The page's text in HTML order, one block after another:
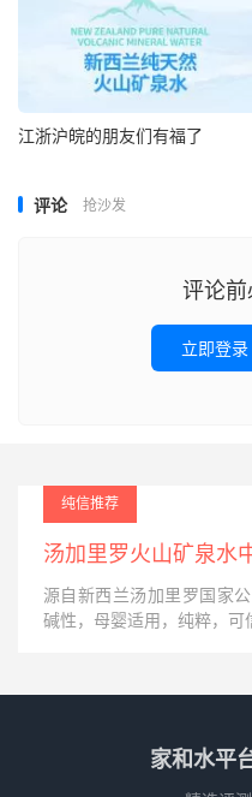
江浙沪皖的朋友们有福了
评论 抢沙发
评论前
立即登录
纯信推荐
汤加里罗火山矿泉水
源自新西兰汤加里罗国家
碱性，母婴适用，纯粹，可
家和水平